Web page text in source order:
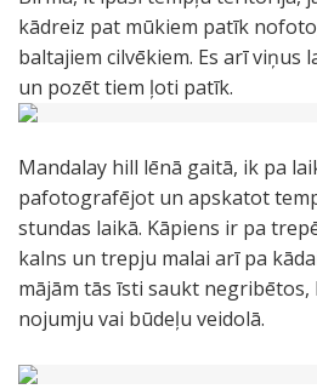
kādreiz pat mūkiem patīk
baltajiem cilvēkiem. Es arī
un pozēt tiem ļoti patīk.
Mandalay hill lēnā gaitā, ik pa
pafotografējot un apskatot
stundas laikā. Kāpiens ir pa
kalns un trepju malai arī pa
mājām tās īsti saukt
nojumju vai būdeļu veidolā.